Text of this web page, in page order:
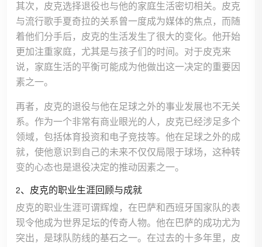
其次，皮克选择退役也与他的家庭生活密切相关。皮克
与流行歌手夏奇拉的关系曾一度成为媒体的焦点，而随
着他们分手后，皮克的生活发生了很大的变化。他开始
更加注重家庭，尤其是与孩子们的时间。对于皮克来
说，家庭生活的平衡可能成为他做出这一决定的重要因
素之一。
再者，皮克的退役与他在足球之外的事业发展也不无关
系。作为一个非常有商业眼光的人，皮克已经涉足多个
领域，包括体育投资和电子竞技等。他在足球之外的成
就，使他意识到自己的未来不仅仅局限于球场，这种转
变的心态也是退役决定的推动因素之一。
2、皮克的职业生涯回顾与成就
皮克的职业生涯可谓辉煌，在巴萨和西班牙国家队的表
现令他成为世界足坛的传奇人物。他在巴萨的成功尤为
突出，是球队防线的基石之一。在过去的十多年里，皮